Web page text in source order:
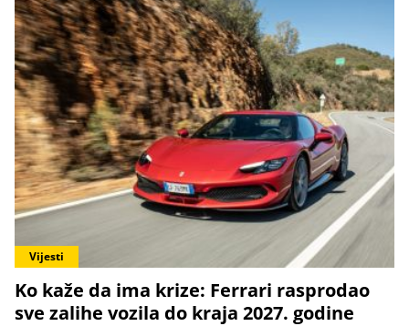
Vijesti
Ko kaže da ima krize: Ferrari rasprodao
sve zalihe vozila do kraja 2027. godine